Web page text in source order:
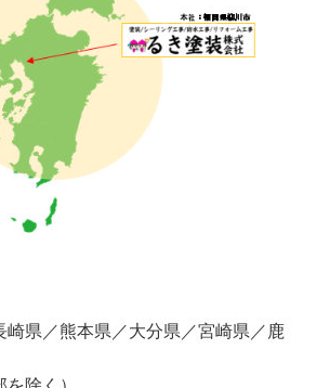
崎県／熊本県／大分県／宮崎県／鹿